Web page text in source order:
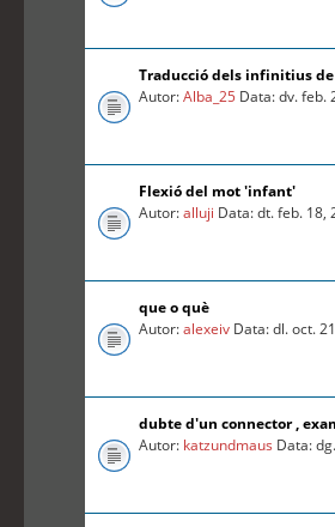
Traducció dels infinitius
Autor:Alba_25 Data: dv. feb.
Flexió del mot 'infant'
Autor:alluji Data: dt. feb. 18,
que o què
Autor:alexeiv Data: dl. oct.
dubte d'un connector ,
Autor: katzundmaus Data: